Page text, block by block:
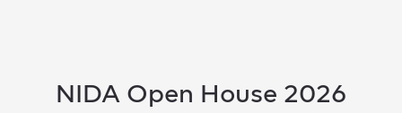
NIDA Open House 2026